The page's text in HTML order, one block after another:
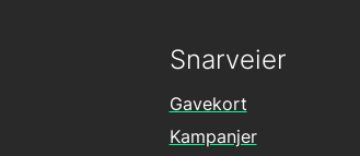
Snarveier
Gavekort
Kampanjer